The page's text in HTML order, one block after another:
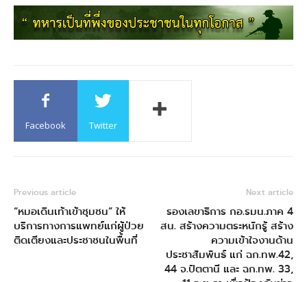
Facebook Twitter
Previous article
“หมอเดินเท้าเข้าชุมชน” ให้
บริการทางการแพทย์แก่ผู้ป่วย
ติดเตียงและประชาชนในพื้นที่
Next article
รองเลขาธิการ กอ.รมน.ภาค 4
สน. สร้างความตระหนักรู้ สร้าง
ความเข้าใจงานด้าน
ประชาสัมพันธ์ แก่ ฉก.ทพ.42,
44 จ.ปัตตานี และ ฉก.ทพ. 33,